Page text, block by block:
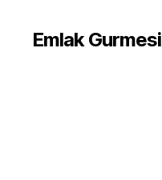
Emlak Gurmesi